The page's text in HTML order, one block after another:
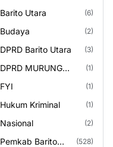
Barito Utara (6)
Budaya (2)
DPRD Barito Utara (3)
DPRD MURUNG
(1)
FYI (1)
Hukum Kriminal (1)
Nasional (2)
Pemkab Barito
(528)